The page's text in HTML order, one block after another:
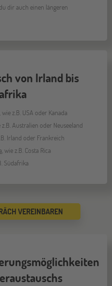
dir auch einen längeren
von Irland bis
, wie z.B. USA oder Kanada
z.B. Australien oder Neuseeland
Irland oder Frankreich
, wie z.B. Costa Rica
Südafrika
VEREINBAREN